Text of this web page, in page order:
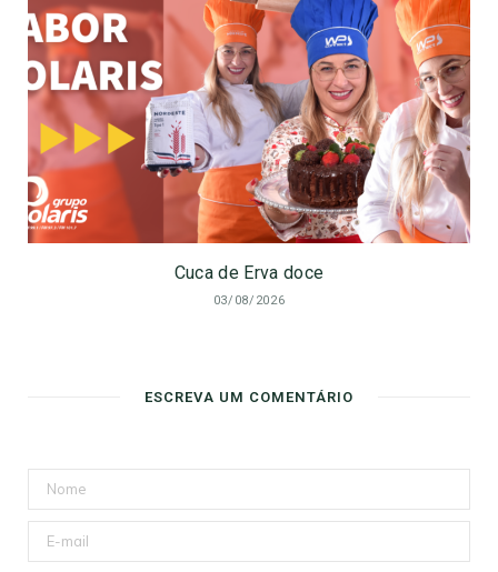
Cuca de Erva doce
03/08/2026
ESCREVA UM COMENTÁRIO